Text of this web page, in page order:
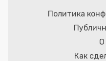
Политика
О
Как